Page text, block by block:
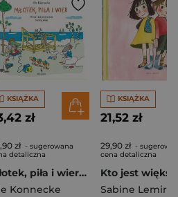
Mizieliński
KSIĄŻKA
zł
zł - sugerowana
detaliczna
Młotek, piła i wiertarka
Konnecke
KSIĄŻKA
21,52 zł
29,90 zł -
cena detaliczna
Sabine Lemire